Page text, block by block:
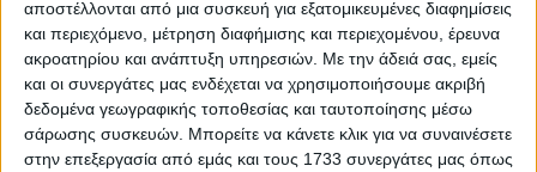
αποστέλλονται από μια συσκευή για εξατομικευμένες διαφημίσεις
και περιεχόμενο, μέτρηση διαφήμισης και περιεχομένου, έρευνα
ακροατηρίου και ανάπτυξη υπηρεσιών. Με την άδειά σας, εμείς
και οι συνεργάτες μας ενδέχεται να χρησιμοποιήσουμε ακριβή
δεδομένα γεωγραφικής τοποθεσίας και ταυτοποίησης μέσω
σάρωσης συσκευών. Μπορείτε να κάνετε κλικ για να συναινέσετε
στην επεξεργασία από εμάς και τους 1733 συνεργάτες μας όπως
Διεθνή 08.02.24 - 13:02
Αναταράξεις στις εξαγωγές λαχανικών
αναμένεται να φέρει η αιγυπτιακή
λίρα